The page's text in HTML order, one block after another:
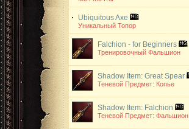
Ubiquitous Axe
Уникальный Топор
Falchion - for Beginners
Тренировочный Фальшион
Shadow Item: Great Spear
Теневой Предмет: Копье
Shadow Item: Falchion
Теневой Предмет: Фальшион